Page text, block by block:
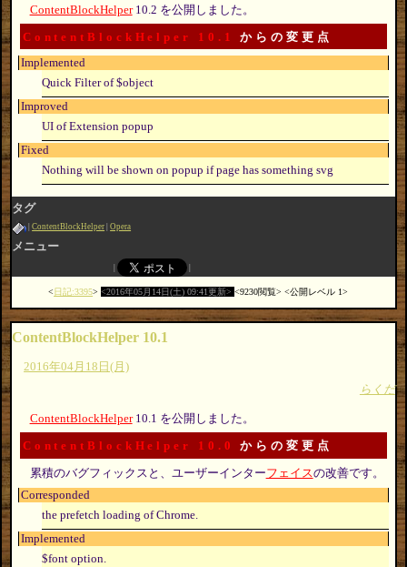
ContentBlockHelper10.2 を公開しました。
ContentBlockHelper 10.1
からの変更点
Implemented
Quick Filter of $object
Improved
UI of Extension popup
Fixed
Nothing will be shown on popup if page has something svg
タグ
ContentBlockHelper Opera
メニュー
日記:3395 2016年05月14日(土) 09:41更新 9230閲覧 公開レベル 1
ContentBlockHelper 10.1
2016年04月18日(月)
らくだ
ContentBlockHelper10.1 を公開しました。
ContentBlockHelper 10.0 からの変更点
累積のバグフィックスと、ユーザーインターフェイスの改善です。
Corresponded
the prefetch loading of Chrome.
Implemented
$font option.